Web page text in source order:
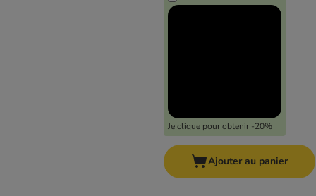
Je clique pour obtenir -20%
Ajouter au panier